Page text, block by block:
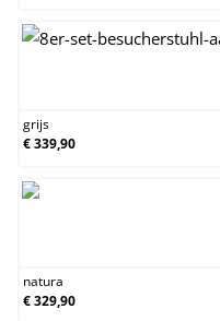
grijs
€ 339,90
natura
€ 329,90